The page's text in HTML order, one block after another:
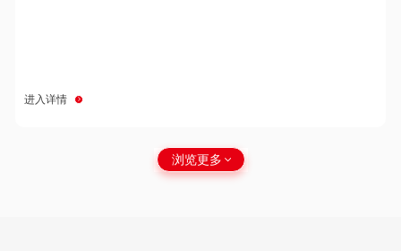
进入详情
浏览更多